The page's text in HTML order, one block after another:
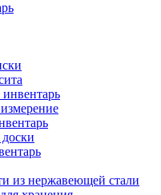
из нержавеющей стали